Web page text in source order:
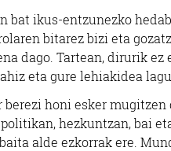
bat ikus-entzunezko
bitarez bizi eta
dago. Tartean, dirurik
eta gure lehiakidea
honi esker
hezkuntzan, bai
alde ezkorrak ere.